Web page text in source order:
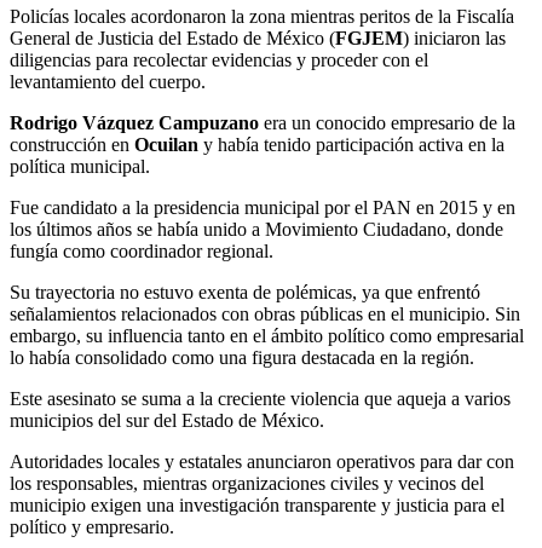
Policías locales acordonaron la zona mientras peritos de la Fiscalía
General de Justicia del Estado de México (FGJEM) iniciaron las
diligencias para recolectar evidencias y proceder con el
levantamiento del cuerpo.
Rodrigo Vázquez Campuzano era un conocido empresario de la
construcción en Ocuilan y había tenido participación activa en la
política municipal.
Fue candidato a la presidencia municipal por el PAN en 2015 y en
los últimos años se había unido a Movimiento Ciudadano, donde
fungía como coordinador regional.
Su trayectoria no estuvo exenta de polémicas, ya que enfrentó
señalamientos relacionados con obras públicas en el municipio. Sin
embargo, su influencia tanto en el ámbito político como empresarial
lo había consolidado como una figura destacada en la región.
Este asesinato se suma a la creciente violencia que aqueja a varios
municipios del sur del Estado de México.
Autoridades locales y estatales anunciaron operativos para dar con
los responsables, mientras organizaciones civiles y vecinos del
municipio exigen una investigación transparente y justicia para el
político y empresario.